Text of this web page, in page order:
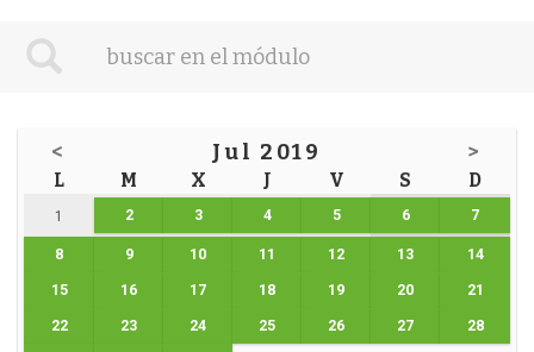
< Jul 2019 >
L M X J V S D
1 2 3 4 5 6 7
8 9 10 11 12 13 14
15 16 17 18 19 20 21
22 23 24 25 26 27 28